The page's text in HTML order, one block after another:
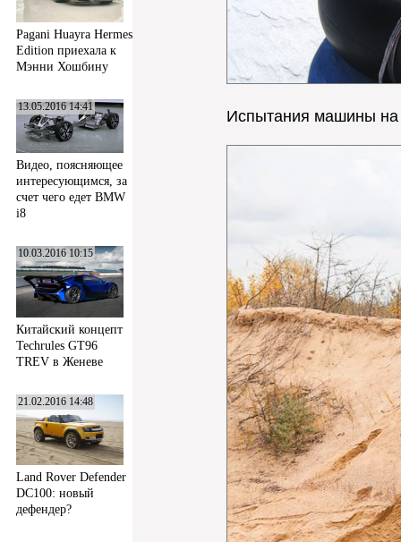
Pagani Huayra Hermes
Edition приехала к
Мэнни Хошбину
13.05.2016 14:41
Видео, поясняющее
интересующимся, за
счет чего едет BMW
i8
10.03.2016 10:15
Китайский концепт
Techrules GT96
TREV в Женеве
21.02.2016 14:48
Land Rover Defender
DC100: новый
дефендер?
Испытания машины на